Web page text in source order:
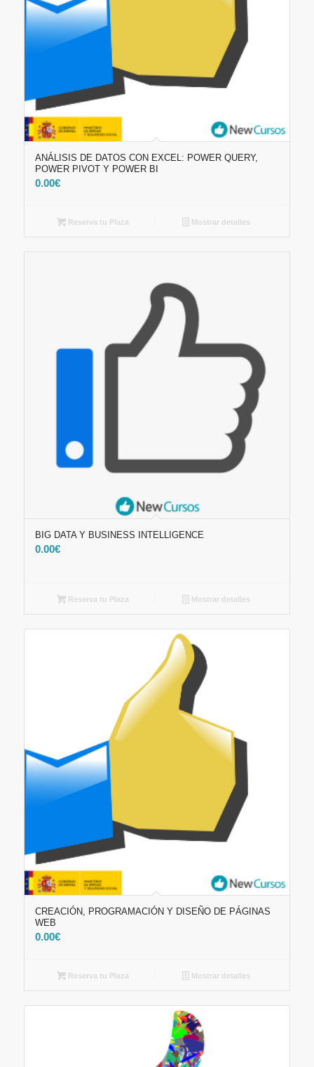
ANÁLISIS DE DATOS CON EXCEL: POWER QUERY,
POWER PIVOT Y POWER BI
0.00€
Reserva tu Plaza Mostrar detalles
BIG DATA Y BUSINESS INTELLIGENCE
0.00€
Reserva tu Plaza Mostrar detalles
CREACIÓN, PROGRAMACIÓN Y DISEÑO DE PÁGINAS
WEB
0.00€
Reserva tu Plaza Mostrar detalles